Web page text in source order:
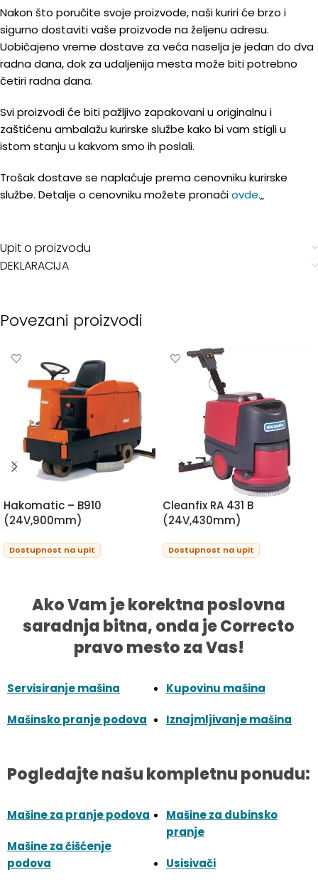
Nakon što poručite svoje proizvode, naši kuriri će brzo i
sigurno dostaviti vaše proizvode na željenu adresu.
Uobičajeno vreme dostave za veća naselja je jedan do dva
radna dana, dok za udaljenija mesta može biti potrebno
četiri radna dana.
Svi proizvodi će biti pažljivo zapakovani u originalnu i
zaštićenu ambalažu kurirske službe kako bi vam stigli u
istom stanju u kakvom smo ih poslali.
Trošak dostave se naplaćuje prema cenovniku kurirske
službe. Detalje o cenovniku možete pronaćiovde.„
Upit o proizvodu
DEKLARACIJA
Povezani proizvodi
Hakomatic – B910
(24V,900mm)
Dostupnost na upit
Cleanfix RA 431 B
(24V,430mm)
Dostupnost na upit
Ako Vam je korektna poslovna
saradnja bitna, onda je Correcto
pravo mesto za Vas!
Servisiranje mašina
Mašinsko pranje podova
Kupovinu mašina
Iznajmljivanje mašina
Pogledajte našu kompletnu ponudu:
Mašine za pranje podova
Mašine za čišćenje
podova
Mašine za dubinsko
pranje
Usisivači